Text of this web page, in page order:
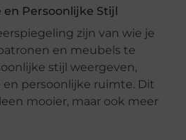
Persoonlijke Stijl
zijn van wie je
en meubels te
stijl weergeven,
en persoonlijke ruimte. Dit
mooier, maar ook meer